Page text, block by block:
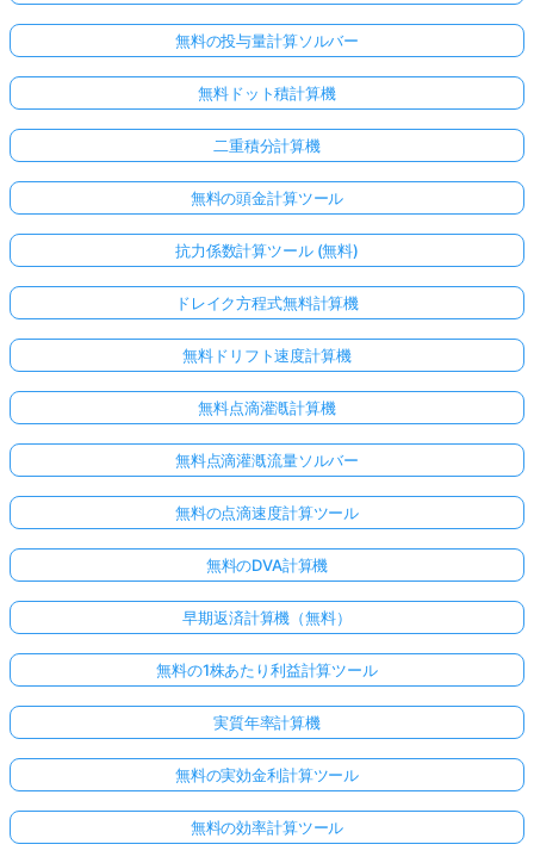
らロ
グイ
ン！
無料の投与量計算ソルバー
無料ドット積計算機
二重積分計算機
無料の頭金計算ツール
抗力係数計算ツール (無料)
ドレイク方程式無料計算機
無料ドリフト速度計算機
無料点滴灌漑計算機
無料点滴灌漑流量ソルバー
無料の点滴速度計算ツール
無料のDVA計算機
早期返済計算機（無料）
無料の1株あたり利益計算ツール
実質年率計算機
無料の実効金利計算ツール
無料の効率計算ツール